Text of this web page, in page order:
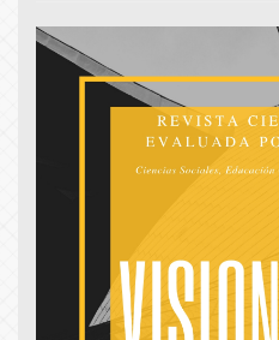
Article
Sidebar